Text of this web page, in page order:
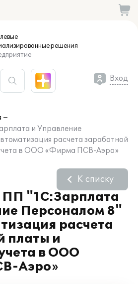
решения
Вход
и Управление
расчета заработной
в ООО «Фирма ПСВ-Аэро»
ПП "1С:Зарплата
Персоналом 8"
расчета
платы и
в ООО
Аэро»
К списку